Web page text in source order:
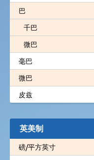
巴
千巴
微巴
毫巴
微巴
皮兹
英美制
磅/平方英寸